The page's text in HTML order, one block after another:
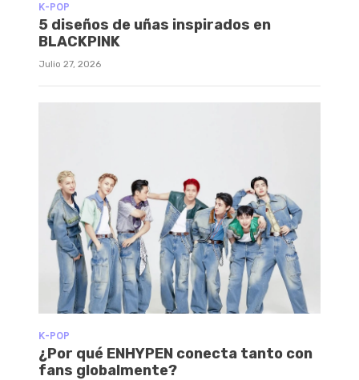
K-POP
5 diseños de uñas inspirados en
BLACKPINK
Julio 27, 2026
K-POP
¿Por qué ENHYPEN conecta tanto con
fans globalmente?